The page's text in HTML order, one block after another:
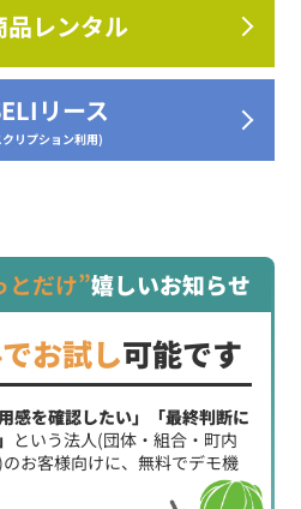
品レンタル
リース
リプション利用)
とだけ”嬉しいお知らせ
お試し可能です
感を確認したい」「最終判断に
という法人(団体・組合・町内
お客様向けに、無料でデモ機